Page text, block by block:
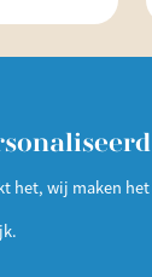
het, wij maken het